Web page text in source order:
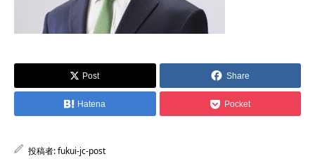
Post Share
Hatena Pocket
投稿者:fukui-jc-post